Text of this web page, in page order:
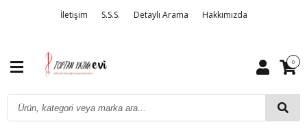
İletişim S.S.S. Detaylı Arama Hakkımızda
0